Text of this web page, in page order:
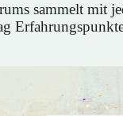
sammelt mit